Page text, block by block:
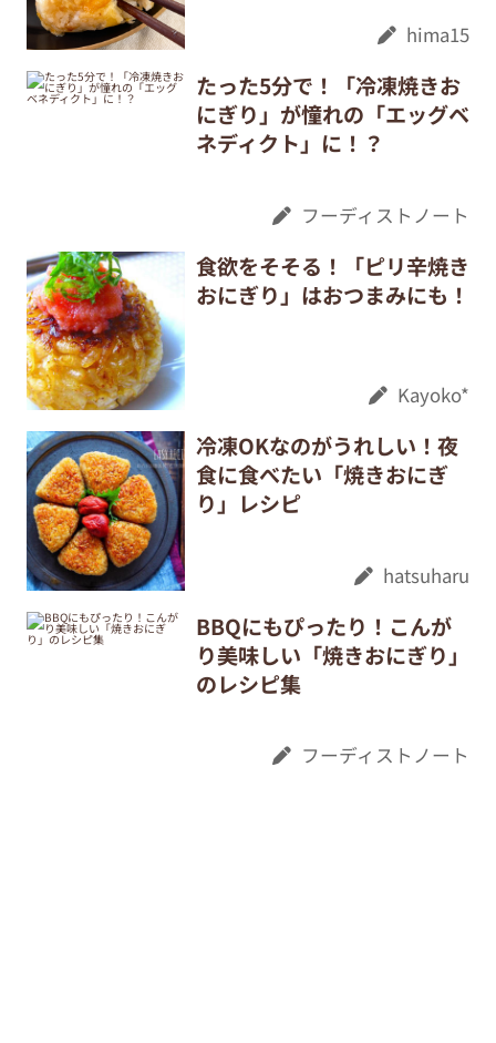
hima15
たった5分で！「冷凍焼きお
にぎり」が憧れの「エッグベ
ネディクト」に！？
フーディストノート
食欲をそそる！「ピリ辛焼き
おにぎり」はおつまみにも！
Kayoko*
冷凍OKなのがうれしい！夜
食に食べたい「焼きおにぎ
り」レシピ
hatsuharu
BBQにもぴったり！こんが
り美味しい「焼きおにぎり」
のレシピ集
フーディストノート